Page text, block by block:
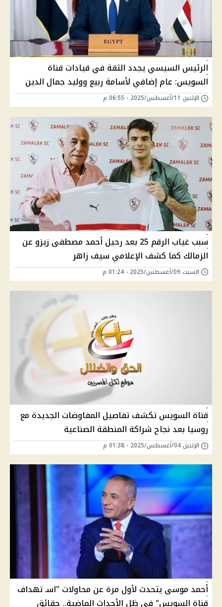
الرئيس السيسي يجدد الثقة في قيادات قناة
السويس: عام إضافي لأسامة ربيع ووليد جمال الدين
الإثنين 11/أغسطس/2025 - 06:55 م
سبب غياب الرقم 25 بعد رحيل أحمد مصطفى زيزو عن
الزمالك كما كشف الإعلامي سيف زاهر
السبت 09/أغسطس/2025 - 01:24 م
قناة السويس تكشف تفاصيل المفاوضات الجديدة مع
روسيا بعد نجاح شراكة المنطقة الصناعية
الإثنين 04/أغسطس/2025 - 01:38 م
أحمد موسى يتحدث لأول مرة عن محاولات "اسـ تهداف
قناة السويس" في ظل الأحداث الماضية.. حقائق